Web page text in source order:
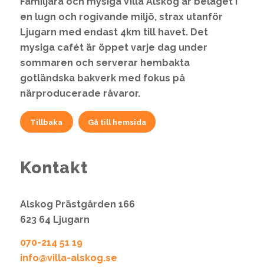
en lugn och rogivande miljö, strax utanför
Ljugarn med endast 4km till havet. Det
mysiga cafét är öppet varje dag under
sommaren och serverar hembakta
gotländska bakverk med fokus på
närproducerade råvaror.
Tillbaka Gå till hemsida
Kontakt
Alskog Prästgården 166
623 64 Ljugarn
070-214 51 19
info@villa-alskog.se